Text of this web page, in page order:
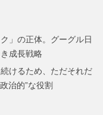
ー
ジ
ー
ジ
ー
ジ
」の正体。グーグル日
成長戦略
けるため、ただそれだ
治的”な役割